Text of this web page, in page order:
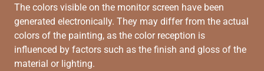
The colors visible on the monitor screen have been
generated electronically. They may differ from the actual
colors of the painting, as the color reception is
influenced by factors such as the finish and gloss of the
material or lighting.